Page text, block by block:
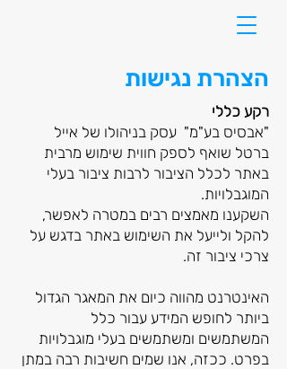
הצהרת נגישות
רקע כללי
"אבסיס בע"מ" עסק בניהולו של אייל
ברטל שואף לספק חווית שימוש מרבית
באתר לכלל הציבור לרבות ציבור בעלי
המוגבלויות.
השקענו מאמצים רבים במטרה לאפשר,
להקל ולייעל את השימוש באתר בדגש על
צרכי ציבור זה.
האינטרנט מהווה כיום את המאגר הגדול
ביותר לחופש המידע עבור כלל
המשתמשים ומשתמשים בעלי מוגבלויות
בפרט. ככזה, אנו שמים חשיבות רבה במתן